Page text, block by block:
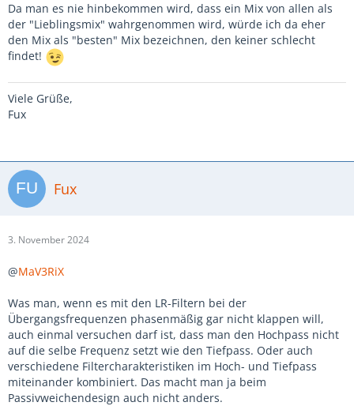
Da man es nie hinbekommen wird, dass ein Mix von allen als
der "Lieblingsmix" wahrgenommen wird, würde ich da eher
den Mix als "besten" Mix bezeichnen, den keiner schlecht
findet!
Viele Grüße,
Fux
Fux
3. November 2024
@MaV3RiX
Was man, wenn es mit den LR-Filtern bei der
Übergangsfrequenzen phasenmäßig gar nicht klappen will,
auch einmal versuchen darf ist, dass man den Hochpass nicht
auf die selbe Frequenz setzt wie den Tiefpass. Oder auch
verschiedene Filtercharakteristiken im Hoch- und Tiefpass
miteinander kombiniert. Das macht man ja beim
Passivweichendesign auch nicht anders.